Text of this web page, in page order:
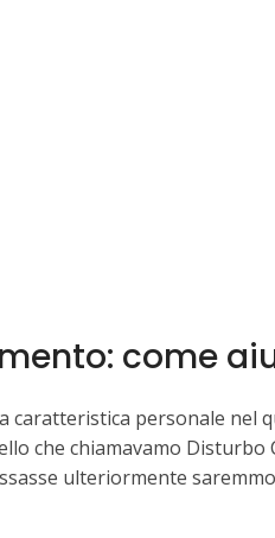
come
personale nel
che chiamavamo
ulteriormente